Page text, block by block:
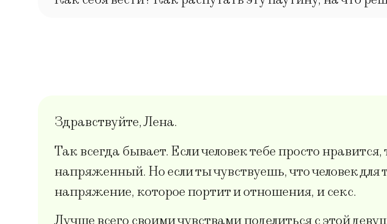
Здравствуйте, Лена.
Так всегда бывает. Если человек тебе просто
напряженный. Но если ты чувствуешь, что человек для
напряжение, которое портит и отношения, и секс.
Лучше всего своими чувствами поделиться с этой